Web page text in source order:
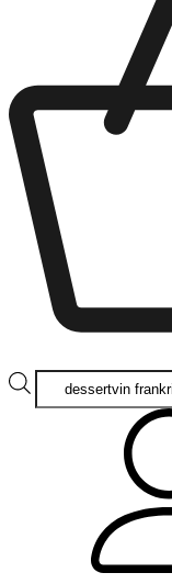
Products
search